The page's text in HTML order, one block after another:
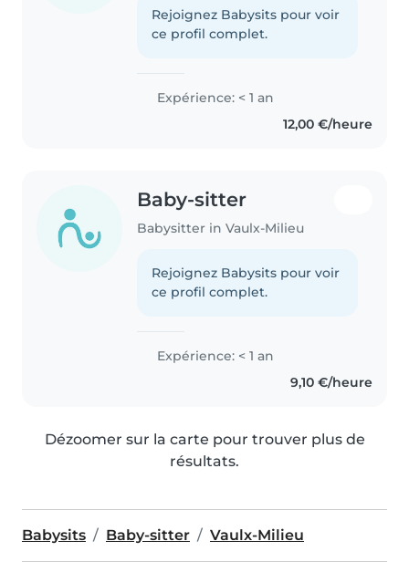
Rejoignez Babysits pour voir
ce profil complet.
Expérience: < 1 an
12,00 €/heure
Baby-sitter
Babysitter in Vaulx-Milieu
Rejoignez Babysits pour voir
ce profil complet.
Expérience: < 1 an
9,10 €/heure
Dézoomer sur la carte pour trouver plus de
résultats.
Babysits Baby-sitter Vaulx-Milieu